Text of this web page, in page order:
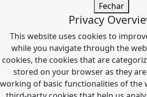
Fechar
Privacy
This website uses cookies to
while you navigate through the
cookies, the cookies that are
stored on your browser as they
working of basic functionalities of the